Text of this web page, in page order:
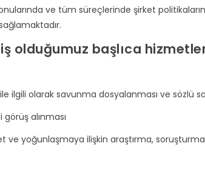
ve tüm süreçlerinde şirket
olduğumuz başlıca
ilgili olarak savunma dosyalanması ve sözlü
alınması
ve yoğunlaşmaya ilişkin araştırma,